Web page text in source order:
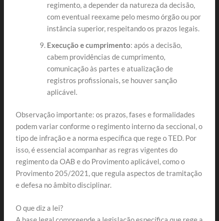
regimento, a depender da natureza da decisão,
com eventual reexame pelo mesmo órgão ou por
instância superior, respeitando os prazos legais.
Execução e cumprimento: após a decisão,
cabem providências de cumprimento,
comunicação às partes e atualização de
registros profissionais, se houver sanção
aplicável.
Observação importante: os prazos, fases e formalidades
podem variar conforme o regimento interno da seccional, o
tipo de infração e a norma específica que rege o TED. Por
isso, é essencial acompanhar as regras vigentes do
regimento da OAB e do Provimento aplicável, como o
Provimento 205/2021, que regula aspectos de tramitação
e defesa no âmbito disciplinar.
O que diz a lei?